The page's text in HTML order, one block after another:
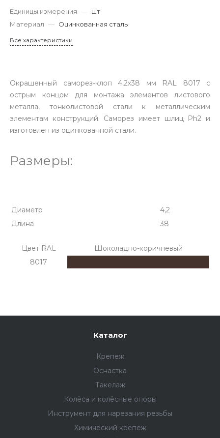
Единицы измерения — шт
Материал — Оцинкованная сталь
Все характеристики
Окрашенный саморез-клоп 4,2х38 мм RAL 8017 с
острым концом для монтажа элементов листового
металла, тонколистовой стали к металлическим
элементам конструкций. Саморез имеет шлиц Ph2 и
изготовлен из оцинкованной стали.
Размеры:
Диаметр
4,2
Длина
38
Цвет RAL
Шоколадно-коричневый
8017
Каталог
Крепеж
Оснастка
Такелаж
Колёса и колëсные опоры
Инструмент для нарезания резьбы
Химический крепеж